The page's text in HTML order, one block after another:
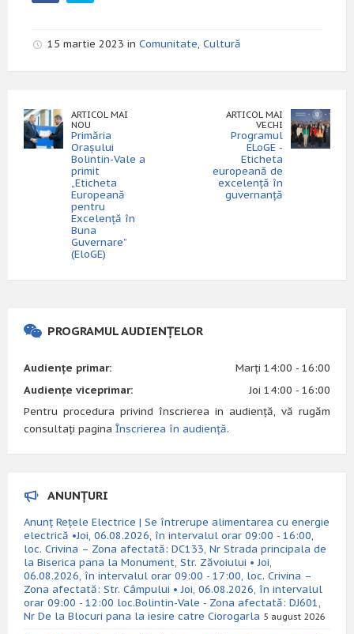
15 martie 2023 in Comunitate, Cultură
ARTICOL MAI
NOU
Primăria
Orașului
Bolintin-Vale a
primit
„Eticheta
Europeană
pentru
Excelenţă în
Buna
Guvernare”
(EloGE)
ARTICOL MAI
VECHI
Programul
ELoGE -
Eticheta
europeană de
excelenţă în
guvernanţă
PROGRAMUL AUDIENȚELOR
Audiențe primar:
Marți 14:00 - 16:00
Audiențe viceprimar:
Joi 14:00 - 16:00
Pentru procedura privind înscrierea in audiență, vă rugăm
consultați pagina Înscrierea în audiență.
ANUNȚURI
Anunț Rețele Electrice | Se întrerupe alimentarea cu energie
electrică •Joi, 06.08.2026, în intervalul orar 09:00 - 16:00,
loc. Crivina – Zona afectată: DC133, Nr Strada principala de
la Biserica pana la Monument, Str. Zăvoiului • Joi,
06.08.2026, în intervalul orar 09:00 - 17:00, loc. Crivina –
Zona afectată: Str. Câmpului • Joi, 06.08.2026, în intervalul
orar 09:00 - 12:00 loc.Bolintin-Vale - Zona afectată: DJ601,
Nr De la Blocuri pana la iesire catre Ciorogarla 5 august 2026